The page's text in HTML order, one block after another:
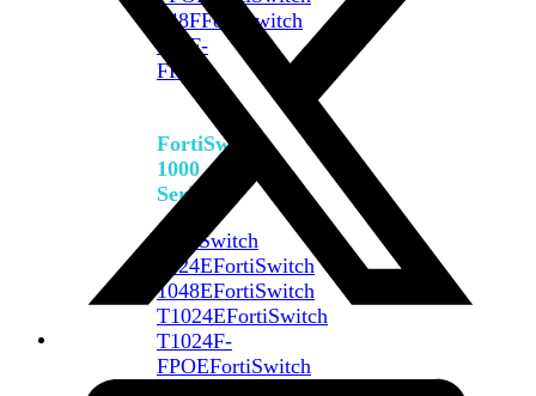
648FFortiSwitch
648F-
FPOE
FortiSwitch
1000
Series
FortiSwitch
1024EFortiSwitch
1048EFortiSwitch
T1024EFortiSwitch
T1024F-
FPOEFortiSwitch